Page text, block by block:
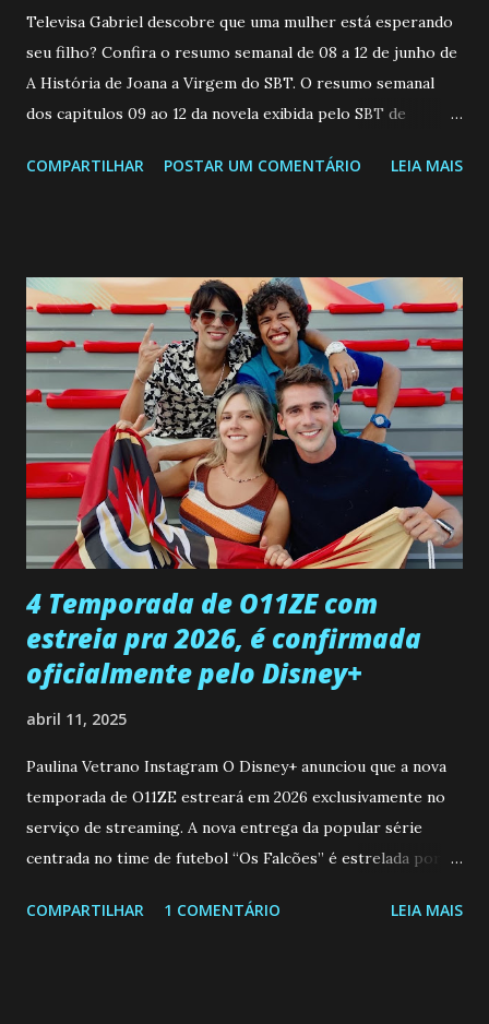
Televisa Gabriel descobre que uma mulher está esperando
seu filho? Confira o resumo semanal de 08 a 12 de junho de
A História de Joana a Virgem do SBT. O resumo semanal
dos capitulos 09 ao 12 da novela exibida pelo SBT de
a Programação Semanal do SBT de 08/06/26 a 14/06/26
confessa a Gabriel que ele demonstrou ser o tipo de
pessoa que ela tanto desejou durante toda a vida. Camila
entra no quarto de Gabriel e imagina como seria o
encontro deles, quando conseguir seduzi-lo. Manuel avisa a
Paula sobre a suposta infidelidade de Gabriel com Joana.
Rogerio consegue se livrar de todas as suspeitas pelo
desaparecimento de Francisco, apontando que ele poderia
ter sido vítima da fúria de Gabriel. Artur informa a Gabriel
que a clínica inseminou por engano outra paciente, que está
...
COMPARTILHAR POSTAR UM COMENTÁRIO LEIA MAIS
4 Temporada de O11ZE com
estreia pra 2026, é confirmada
oficialmente pelo Disney+
abril 11, 2025
Paulina Vetrano Instagram O Disney+ anunciou que a nova
temporada de O11ZE estreará em 2026 exclusivamente no
serviço de streaming. A nova entrega da popular série
centrada no time de futebol “Os Falcões” é estrelada por
Brum (Dedé), que voltam a interpretar seus personagens
COMPARTILHAR 1 COMENTÁRIO LEIA MAIS